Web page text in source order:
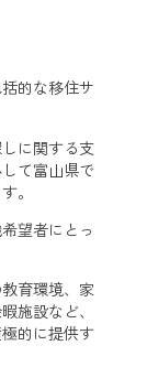
的な移住サ
に関する支
て富山県で
。
望者にとっ
育環境、家
施設など、
的に提供す